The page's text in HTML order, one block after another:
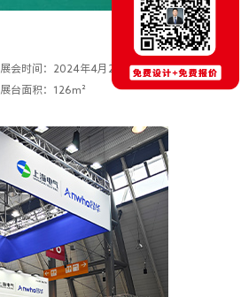
展会时间：2024年4月23-26日
展台面积：126m²